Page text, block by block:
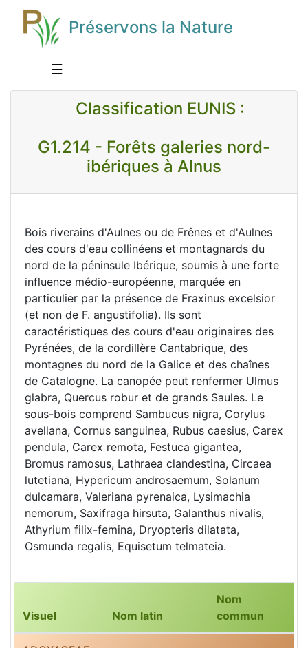
Préservons la Nature
☰
Classification EUNIS :
G1.214 - Forêts galeries nord-
ibériques à Alnus
Bois riverains d'Aulnes ou de Frênes et d'Aulnes
des cours d'eau collinéens et montagnards du
nord de la péninsule Ibérique, soumis à une forte
influence médio-européenne, marquée en
particulier par la présence de Fraxinus excelsior
(et non de F. angustifolia). Ils sont
caractéristiques des cours d'eau originaires des
Pyrénées, de la cordillère Cantabrique, des
montagnes du nord de la Galice et des chaînes
de Catalogne. La canopée peut renfermer Ulmus
glabra, Quercus robur et de grands Saules. Le
sous-bois comprend Sambucus nigra, Corylus
avellana, Cornus sanguinea, Rubus caesius, Carex
pendula, Carex remota, Festuca gigantea,
Bromus ramosus, Lathraea clandestina, Circaea
lutetiana, Hypericum androsaemum, Solanum
dulcamara, Valeriana pyrenaica, Lysimachia
nemorum, Saxifraga hirsuta, Galanthus nivalis,
Athyrium filix-femina, Dryopteris dilatata,
Osmunda regalis, Equisetum telmateia.
Visuel Nom latin
Nom
commun